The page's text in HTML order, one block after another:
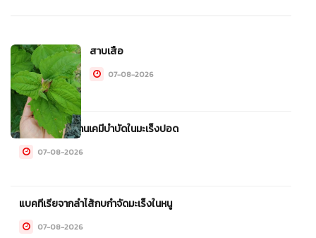
สาบเสือ
07-08-2026
ADC ใหม่อาจแทนเคมีบำบัดในมะเร็งปอด
07-08-2026
แบคทีเรียจากลำไส้กบกำจัดมะเร็งในหนู
07-08-2026